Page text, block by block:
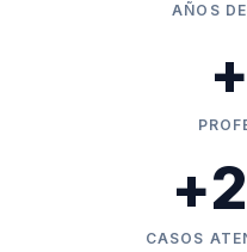
AÑOS
+
CASOS
+